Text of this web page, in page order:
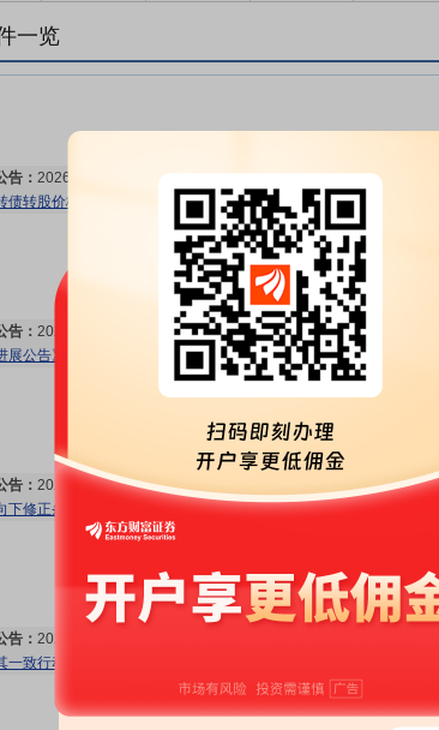
一览
股东大会：
告： 2026年08月07日发布《强力新材:关于董事会提议向下修正强力
债转股价格的公告》
等3条公告
告： 2026年08月03日发布《强力新材:关于为全资子公司提供担保的
展公告》
告： 2026年07月30日发布《强力新材:关于预计触发可转债转股价格
下修正条件的提示性公告》
告： 2026年07月06日发布
一致行动人权益变动触及1%整数倍的公告》